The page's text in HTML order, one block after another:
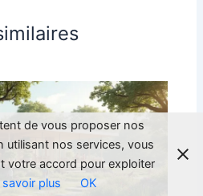
de vous proposer nos
utilisant nos services, vous
votre accord pour exploiter
savoir plus OK